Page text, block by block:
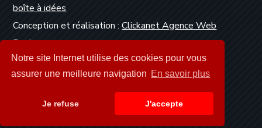
Notre site Internet utilise des cookies pour vous
assurer une meilleure navigation En savoir plus
Je refuse J'accepte
boîte à idées
Conception et réalisation :Clickanet Agence Web
Dunkerque